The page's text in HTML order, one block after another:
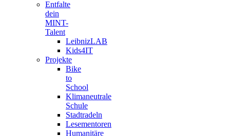
Entfalte
dein
MINT-
Talent
LeibnizLAB
Kids4IT
Projekte
Bike
to
School
Klimaneutrale
Schule
Stadtradeln
Lesementoren
Humanitäre